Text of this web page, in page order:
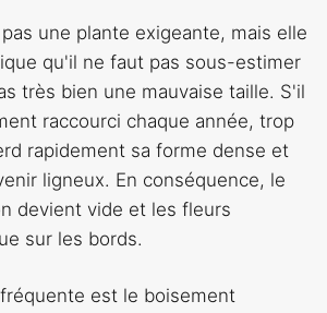
une plante exigeante, mais elle
qu'il ne faut pas sous-estimer
très bien une mauvaise taille. S'il
raccourci chaque année, trop
rapidement sa forme dense et
ligneux. En conséquence, le
devient vide et les fleurs
sur les bords.
est le boisement